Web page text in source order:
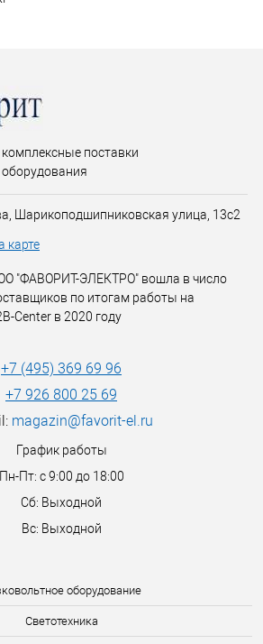
оборудование
Светотехника
поставки
оборудования
Шарикоподшипниковская улица, 13с2
карте
"ФАВОРИТ-ЭЛЕКТРО" вошла в число
по итогам работы на
Center в 2020 году
+7 (495) 369 69 96
+7 926 800 25 69
magazin@favorit-el.ru
График работы
Пн-Пт: с 9:00 до 18:00
Сб: Выходной
Вс: Выходной